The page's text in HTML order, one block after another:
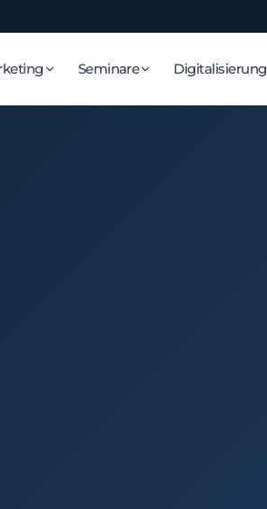
Seminare Digitalisierung